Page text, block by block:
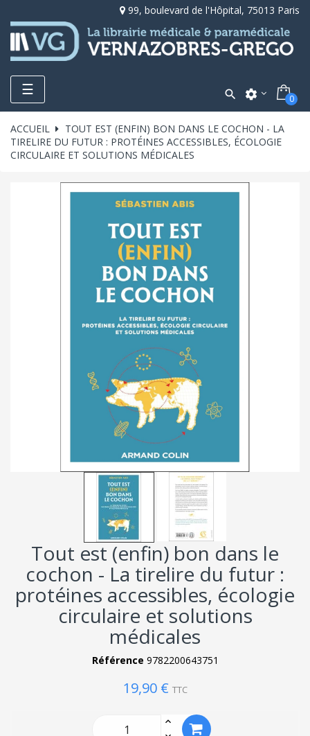
99, boulevard de l'Hôpital, 75013 Paris
Toggle
navigation
☰  settings 0
ACCUEIL
TOUT EST (ENFIN) BON DANS LE COCHON - LA
TIRELIRE DU FUTUR : PROTÉINES ACCESSIBLES, ÉCOLOGIE
CIRCULAIRE ET SOLUTIONS MÉDICALES
Tout est (enfin) bon dans le
cochon - La tirelire du futur :
protéines accessibles, écologie
circulaire et solutions
médicales
Référence 9782200643751
19,90 € TTC